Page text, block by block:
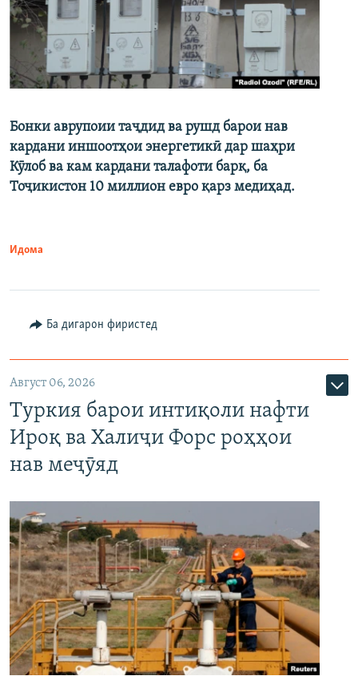
Бонки аврупоии таҷдид ва рушд барои нав
кардани иншоотҳои энергетикӣ дар шаҳри
Кӯлоб ва кам кардани талафоти барқ, ба
Тоҷикистон 10 миллион евро қарз медиҳад.
Идома
Ба дигарон фиристед
Август 06, 2026
Туркия барои интиқоли нафти
Ироқ ва Халиҷи Форс роҳҳои
нав меҷӯяд